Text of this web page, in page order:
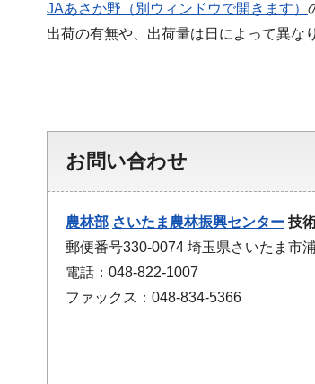
JAあさか野（別ウィンドウで開きます）
出荷の有無や、出荷量は日によって異な
お問い合わせ
農林部 さいたま農林振興センター 技
郵便番号330-0074 埼玉県さいたま市
電話：048-822-1007
ファックス：048-834-5366